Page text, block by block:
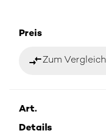
Preis
compare_arrowsZum
Art.
Details